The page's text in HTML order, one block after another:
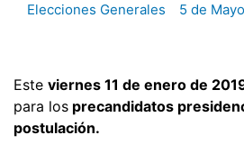
Elecciones Generales
5 de
Este viernes 11 de enero de
para los precandidatos
postulación.